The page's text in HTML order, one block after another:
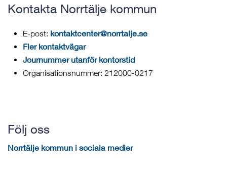
Kontakta Norrtälje kommun
E-post: kontaktcenter@norrtalje.se
Fler kontaktvägar
Journummer utanför kontorstid
Organisationsnummer: 212000-0217
Följ oss
Norrtälje kommun i sociala medier